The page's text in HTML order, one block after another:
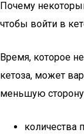
Почему
чтобы войти в
Время, которое
кетоза, может
меньшую
количества